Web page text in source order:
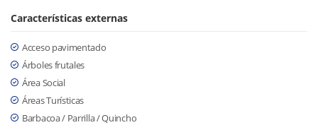
Características externas
Acceso pavimentado
Árboles frutales
Área Social
Áreas Turísticas
Barbacoa / Parrilla / Quincho